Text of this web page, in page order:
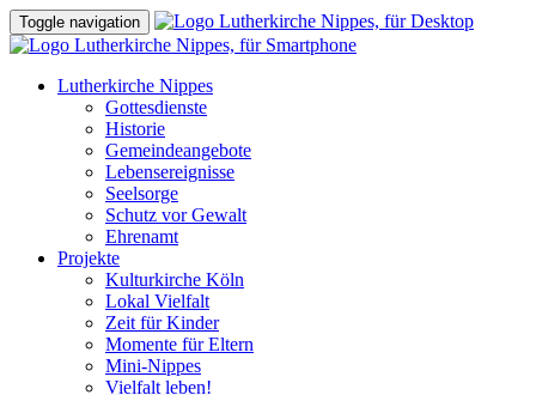
Toggle navigation
Lutherkirche Nippes
Gottesdienste
Historie
Gemeindeangebote
Lebensereignisse
Seelsorge
Schutz vor Gewalt
Ehrenamt
Projekte
Kulturkirche Köln
Lokal Vielfalt
Zeit für Kinder
Momente für Eltern
Mini-Nippes
Vielfalt leben!